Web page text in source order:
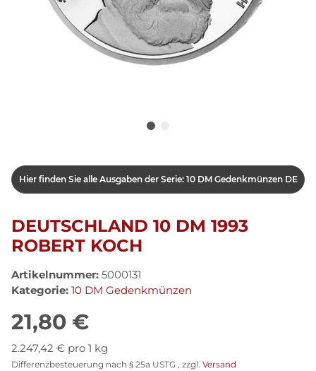
Hier finden Sie alle Ausgaben der Serie: 10 DM Gedenkmünzen DE
DEUTSCHLAND 10 DM 1993
ROBERT KOCH
Artikelnummer: 5000131
Kategorie: 10 DM Gedenkmünzen
21,80 €
2.247,42 € pro 1 kg
Differenzbesteuerung nach § 25a USTG , zzgl. Versand